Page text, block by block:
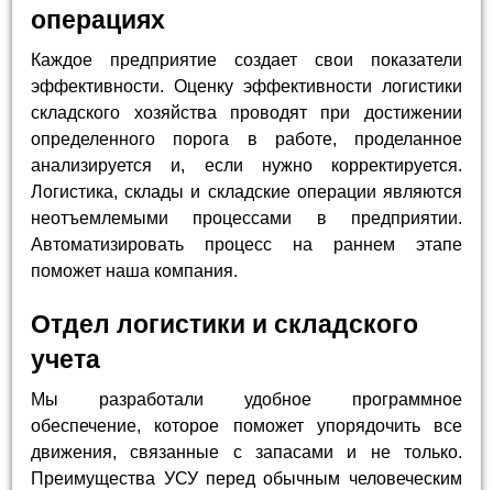
операциях
Каждое предприятие создает свои показатели
эффективности. Оценку эффективности логистики
складского хозяйства проводят при достижении
определенного порога в работе, проделанное
анализируется и, если нужно корректируется.
Логистика, склады и складские операции являются
неотъемлемыми процессами в предприятии.
Автоматизировать процесс на раннем этапе
поможет наша компания.
Отдел логистики и складского
учета
Мы разработали удобное программное
обеспечение, которое поможет упорядочить все
движения, связанные с запасами и не только.
Преимущества УСУ перед обычным человеческим